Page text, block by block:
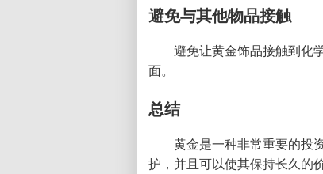
避免与其他物品接触
避免让黄金饰品接触到化
面。
总结
黄金是一种非常重要的投
护，并且可以使其保持长久的价